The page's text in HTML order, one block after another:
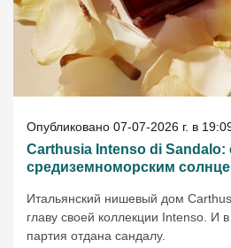
Опубликовано 07-07-2026 г. в
Carthusia Intenso di Sandalo:
средиземноморским
Итальянский нишевый дом
главу своей коллекции Intenso. И
партия отдана сандалу.